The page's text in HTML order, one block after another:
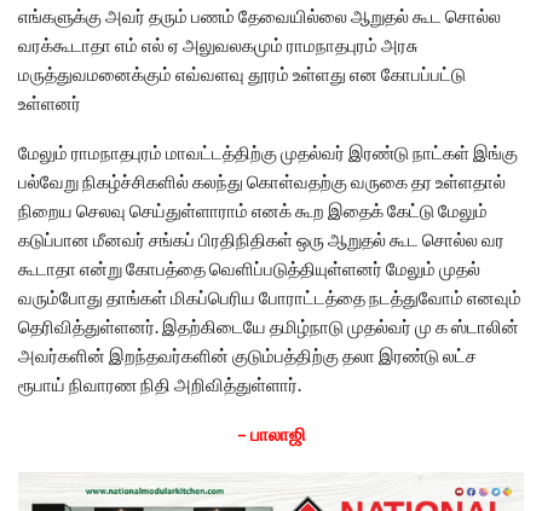
எங்களுக்கு அவர் தரும் பணம் தேவையில்லை ஆறுதல் கூட சொல்ல
வரக்கூடாதா எம் எல் ஏ அலுவலகமும் ராமநாதபுரம் அரசு
மருத்துவமனைக்கும் எவ்வளவு தூரம் உள்ளது என கோபப்பட்டு
உள்ளனர்
மேலும் ராமநாதபுரம் மாவட்டத்திற்கு முதல்வர் இரண்டு நாட்கள் இங்கு
பல்வேறு நிகழ்ச்சிகளில் கலந்து கொள்வதற்கு வருகை தர உள்ளதால்
நிறைய செலவு செய்துள்ளாராம் எனக் கூற இதைக் கேட்டு மேலும்
கடுப்பான மீனவர் சங்கப் பிரதிநிதிகள் ஒரு ஆறுதல் கூட சொல்ல வர
கூடாதா என்று கோபத்தை வெளிப்படுத்தியுள்ளனர் மேலும் முதல்
வரும்போது தாங்கள் மிகப்பெரிய போராட்டத்தை நடத்துவோம் எனவும்
தெரிவித்துள்ளனர். இதற்கிடையே தமிழ்நாடு முதல்வர் மு க ஸ்டாலின்
அவர்களின் இறந்தவர்களின் குடும்பத்திற்கு தலா இரண்டு லட்ச
ரூபாய் நிவாரண நிதி அறிவித்துள்ளார்.
– பாலாஜி